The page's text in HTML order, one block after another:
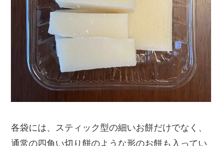
各袋には、スティック型の細いお餅だけでなく、
通常の四角い切り餅のような形のお餅も入ってい